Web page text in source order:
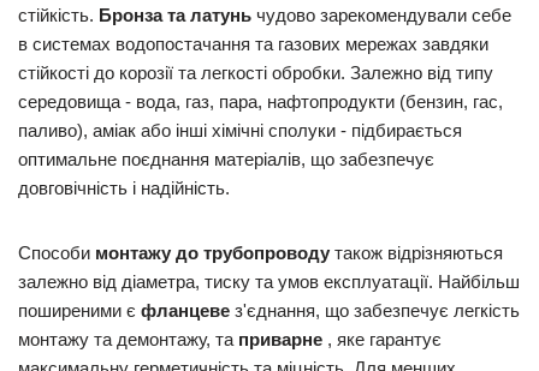
стійкість. Бронза та латунь чудово зарекомендували себе
в системах водопостачання та газових мережах завдяки
стійкості до корозії та легкості обробки. Залежно від типу
середовища - вода, газ, пара, нафтопродукти (бензин, гас,
паливо), аміак або інші хімічні сполуки - підбирається
оптимальне поєднання матеріалів, що забезпечує
довговічність і надійність.
Способи монтажу до трубопроводу також відрізняються
залежно від діаметра, тиску та умов експлуатації. Найбільш
поширеними є фланцеве з'єднання, що забезпечує легкість
монтажу та демонтажу, та приварне , яке гарантує